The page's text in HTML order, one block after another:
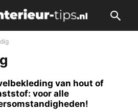
van hout of
voor alle